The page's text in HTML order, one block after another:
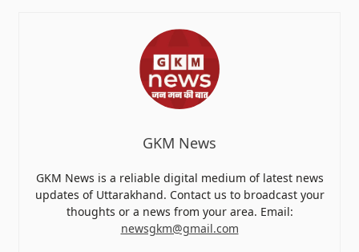
GKM News
GKM News is a reliable digital medium of latest news
updates of Uttarakhand. Contact us to broadcast your
thoughts or a news from your area. Email:
newsgkm@gmail.com